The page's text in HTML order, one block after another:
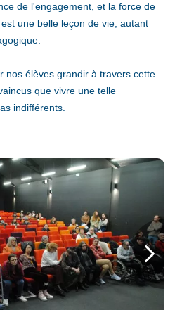
de l'engagement, et la force de
une belle leçon de vie, autant
nos élèves grandir à travers cette
que vivre une telle
indifférents.